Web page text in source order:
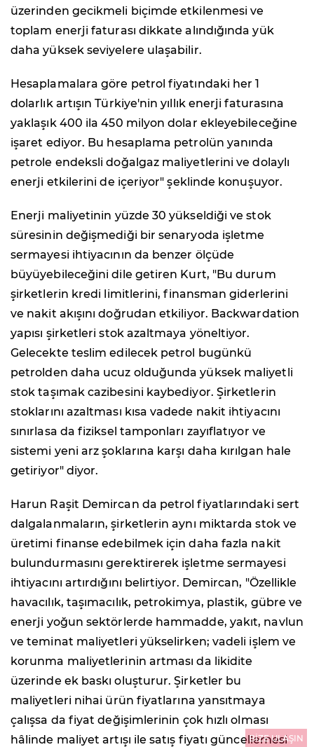
üzerinden gecikmeli biçimde etkilenmesi ve
toplam enerji faturası dikkate alındığında yük
daha yüksek seviyelere ulaşabilir.
Hesaplamalara göre petrol fiyatındaki her 1
dolarlık artışın Türkiye'nin yıllık enerji faturasına
yaklaşık 400 ila 450 milyon dolar ekleyebileceğine
işaret ediyor. Bu hesaplama petrolün yanında
petrole endeksli doğalgaz maliyetlerini ve dolaylı
enerji etkilerini de içeriyor" şeklinde konuşuyor.
Enerji maliyetinin yüzde 30 yükseldiği ve stok
süresinin değişmediği bir senaryoda işletme
sermayesi ihtiyacının da benzer ölçüde
büyüyebileceğini dile getiren Kurt, "Bu durum
şirketlerin kredi limitlerini, finansman giderlerini
ve nakit akışını doğrudan etkiliyor. Backwardation
yapısı şirketleri stok azaltmaya yöneltiyor.
Gelecekte teslim edilecek petrol bugünkü
petrolden daha ucuz olduğunda yüksek maliyetli
stok taşımak cazibesini kaybediyor. Şirketlerin
stoklarını azaltması kısa vadede nakit ihtiyacını
sınırlasa da fiziksel tamponları zayıflatıyor ve
sistemi yeni arz şoklarına karşı daha kırılgan hale
getiriyor" diyor.
Harun Raşit Demircan da petrol fiyatlarındaki sert
dalgalanmaların, şirketlerin aynı miktarda stok ve
üretimi finanse edebilmek için daha fazla nakit
bulundurmasını gerektirerek işletme sermayesi
ihtiyacını artırdığını belirtiyor. Demircan, "Özellikle
havacılık, taşımacılık, petrokimya, plastik, gübre ve
enerji yoğun sektörlerde hammadde, yakıt, navlun
ve teminat maliyetleri yükselirken; vadeli işlem ve
korunma maliyetlerinin artması da likidite
üzerinde ek baskı oluşturur. Şirketler bu
maliyetleri nihai ürün fiyatlarına yansıtmaya
çalışsa da fiyat değişimlerinin çok hızlı olması
hâlinde maliyet artışı ile satış fiyatı güncellemesi
BİZE ULAŞIN